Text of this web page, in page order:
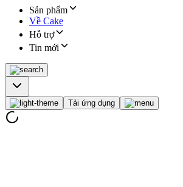
Sản phẩm
Về Cake
Hỗ trợ
Tin mới
Tải ứng dụng